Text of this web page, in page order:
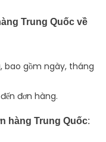
Trung Quốc về
bao gồm ngày, tháng
đơn hàng.
hàng Trung Quốc: